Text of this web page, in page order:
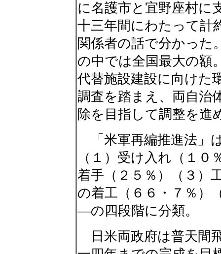
に名護市と宜野座村に
十三年間にわたって計
関係者の話で分かった
の中では全国最大の額
代替施設建設に向けた
調査を踏まえ、両自治
除を目指して調整を進
「米軍再編推進法」
（１）受け入れ（１
着手（２５％）（３）
の着工（６６・７％）
―の四段階に分類。
日米両政府は普天間